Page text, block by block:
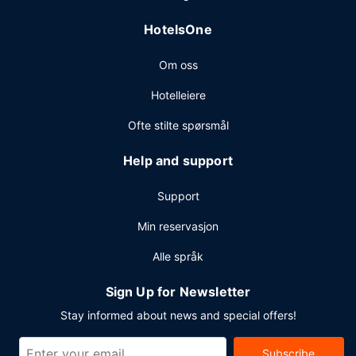
sine gjester tilbys du møte- og konferanserom på opp til
HotelsOne
Om oss
Hotelleiere
Ofte stilte spørsmål
Help and support
Support
Min reservasjon
Alle språk
Sign Up for Newsletter
Stay informed about news and special offers!
Subscribe